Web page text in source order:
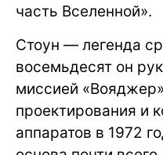
часть Вселенной».
Стоун — легенда
восемьдесят он
миссией
проектирования и
аппаратов в 1972